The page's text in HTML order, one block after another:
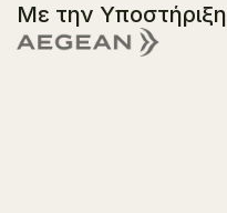
Με την Υποστήριξη